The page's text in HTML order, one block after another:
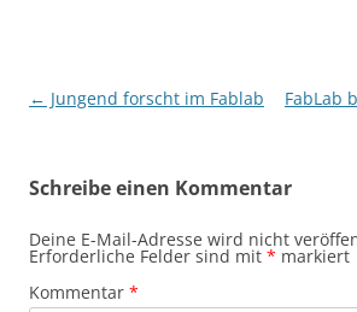
Beitragsnavigation
← Jungend forscht im Fablab FabLab
Schreibe einen Kommentar
Deine E-Mail-Adresse wird nicht
Erforderliche Felder sind mit * markiert
Kommentar *